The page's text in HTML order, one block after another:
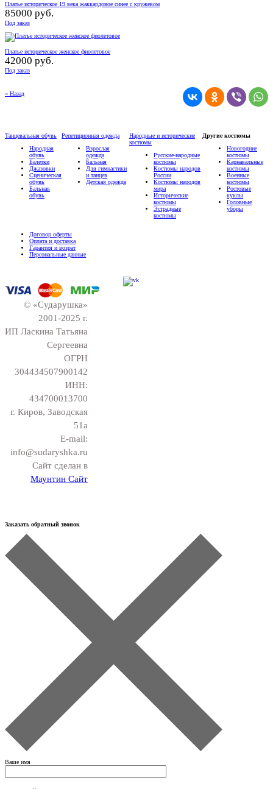
Платье историческое 19 века жаккардовое синее с кружевом
85000 руб.
Под заказ
Платье историческое женское фиолетовое
42000 руб.
Под заказ
« Назад
Танцевальная обувь
Народная
обувь
Балетки
Джазовки
Сценическая
обувь
Бальная
обувь
Репетиционная одежда
Взрослая
одежда
Бальная
Для гимнастики
и танцев
Детская одежда
Народные и исторические
костюмы
Русские-народные
костюмы
Костюмы народов
России
Костюмы народов
мира
Исторические
костюмы
Эстрадные
костюмы
Другие костюмы
Новогодние
костюмы
Карнавальные
костюмы
Военные
костюмы
Ростовые
куклы
Головные
уборы
Договор оферты
Оплата и доставка
Гарантия и возрат
Персональные данные
© «Сударушка»
2001-2025 г.
ИП Ласкина Татьяна
Сергеевна
ОГРН
304434507900142
ИНН:
434700013700
г. Киров, Заводская
51а
E-mail:
info@sudaryshka.ru
Сайт сделан в
Маунтин Сайт
Заказать обратный звонок
Ваше имя